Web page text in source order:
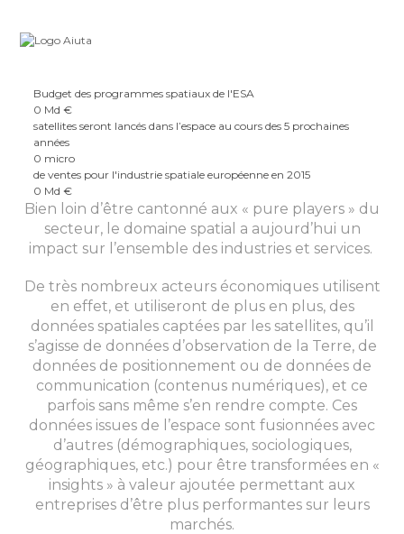
content
Spatial
Budget des programmes spatiaux de l'ESA
0 Md €
satellites seront lancés dans l’espace au cours des 5 prochaines
années
0 micro
de ventes pour l'industrie spatiale européenne en 2015
0 Md €
Bien loin d’être cantonné aux « pure players » du
secteur, le domaine spatial a aujourd’hui un
impact sur l’ensemble des industries et services.
De très nombreux acteurs économiques utilisent
en effet, et utiliseront de plus en plus, des
données spatiales captées par les satellites, qu’il
s’agisse de données d’observation de la Terre, de
données de positionnement ou de données de
communication (contenus numériques), et ce
parfois sans même s’en rendre compte. Ces
données issues de l’espace sont fusionnées avec
d’autres (démographiques, sociologiques,
géographiques, etc.) pour être transformées en «
insights » à valeur ajoutée permettant aux
entreprises d’être plus performantes sur leurs
marchés.